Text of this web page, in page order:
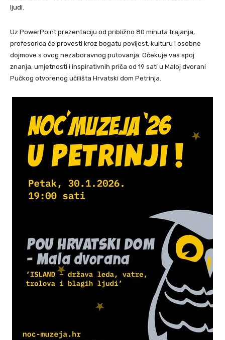
ljudi.
Uz PowerPoint prezentaciju od približno 80 minuta trajanja,
profesorica će provesti kroz bogatu povijest, kulturu i osobne
dojmove s ovog nezaboravnog putovanja. Očekuje vas spoj
znanja, umjetnosti i inspirativnih priča od 19 sati u Maloj dvorani
Pučkog otvorenog učilišta Hrvatski dom Petrinja.